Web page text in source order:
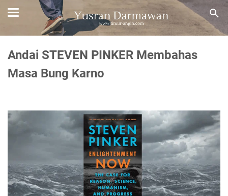
Andai STEVEN PINKER Membahas
Masa Bung Karno